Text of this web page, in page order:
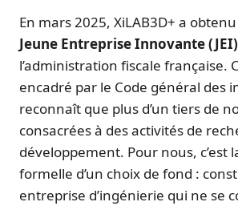
En mars 2025, XiLAB3D+ a
Jeune Entreprise Innovante (JEI)
l’administration fiscale française.
encadré par le Code général des
reconnaît que plus d’un tiers de
consacrées à des activités de
développement. Pour nous, c’est
formelle d’un choix de fond :
entreprise d’ingénierie qui ne se